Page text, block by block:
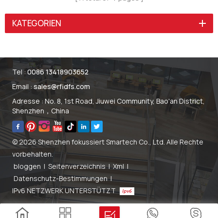
Tags definieren und seine
Funktionalität
entsprechend Ihren
Anforderungen anpassen.
Identifikation, Teilen in
sozialen Medien, Spielen
KATEGORIEN
Tel :0086 13418903652
Email :sales@rfidfs.com
Adresse : No. 8, 1st Road, Jiuwei Community, Bao'an District,
Shenzhen，China
© 2026 Shenzhen fokussiert Smartech Co., Ltd. Alle Rechte
vorbehalten.
bloggen | Seitenverzeichnis|Xml |
Datenschutz-Bestimmungen|
IPv6 NETZWERK UNTERSTÜTZT